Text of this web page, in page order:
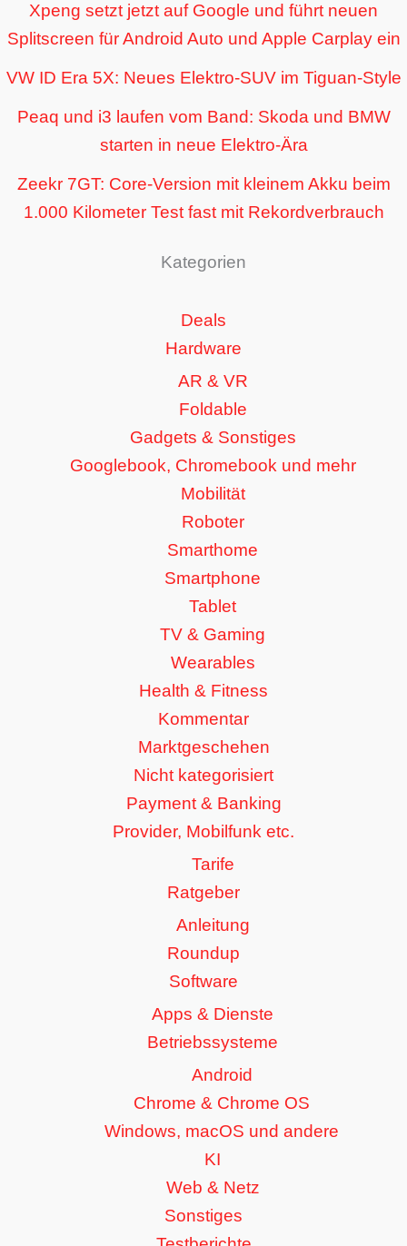
Xpeng setzt jetzt auf Google und führt neuen
Splitscreen für Android Auto und Apple Carplay ein
VW ID Era 5X: Neues Elektro-SUV im Tiguan-Style
Peaq und i3 laufen vom Band: Skoda und BMW
starten in neue Elektro-Ära
Zeekr 7GT: Core-Version mit kleinem Akku beim
1.000 Kilometer Test fast mit Rekordverbrauch
Kategorien
Deals
Hardware
AR & VR
Foldable
Gadgets & Sonstiges
Googlebook, Chromebook und mehr
Mobilität
Roboter
Smarthome
Smartphone
Tablet
TV & Gaming
Wearables
Health & Fitness
Kommentar
Marktgeschehen
Nicht kategorisiert
Payment & Banking
Provider, Mobilfunk etc.
Tarife
Ratgeber
Anleitung
Roundup
Software
Apps & Dienste
Betriebssysteme
Android
Chrome & Chrome OS
Windows, macOS und andere
KI
Web & Netz
Sonstiges